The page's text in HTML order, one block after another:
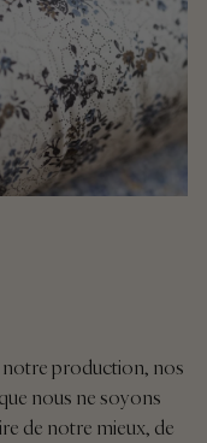
notre production, nos
nous ne soyons
de notre mieux, de